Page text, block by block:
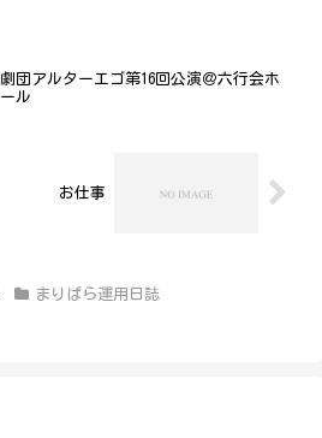
劇団アルターエゴ第16回公演＠六行会ホ
ール
お仕事
まりぱら運用日誌